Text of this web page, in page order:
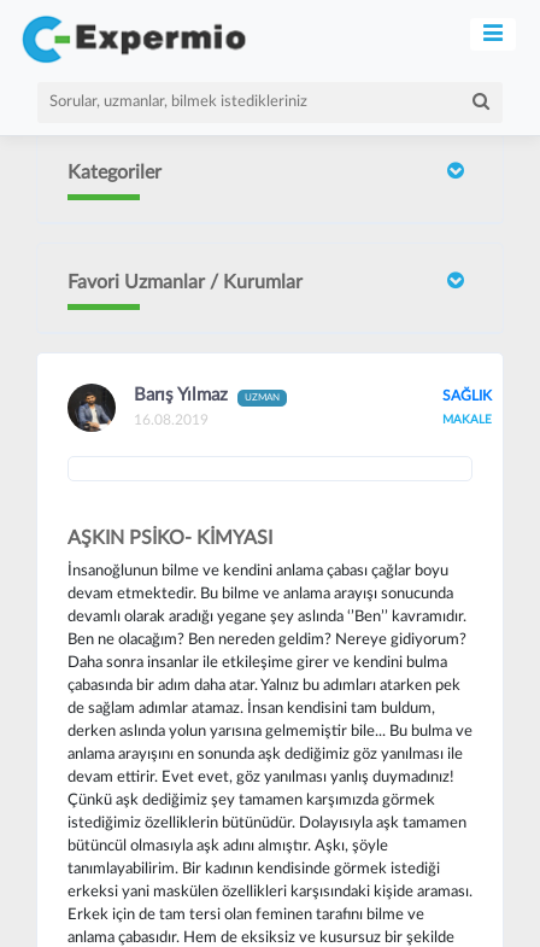
Kategoriler
Favori Uzmanlar / Kurumlar
Barış Yılmaz UZMAN
16.08.2019
SAĞLIK
MAKALE
AŞKIN PSİKO- KİMYASI
İnsanoğlunun bilme ve kendini anlama çabası çağlar boyu
devam etmektedir. Bu bilme ve anlama arayışı sonucunda
devamlı olarak aradığı yegane şey aslında ‘’Ben’’ kavramıdır.
Ben ne olacağım? Ben nereden geldim? Nereye gidiyorum?
Daha sonra insanlar ile etkileşime girer ve kendini bulma
çabasında bir adım daha atar. Yalnız bu adımları atarken pek
de sağlam adımlar atamaz. İnsan kendisini tam buldum,
derken aslında yolun yarısına gelmemiştir bile... Bu bulma ve
anlama arayışını en sonunda aşk dediğimiz göz yanılması ile
devam ettirir. Evet evet, göz yanılması yanlış duymadınız!
Çünkü aşk dediğimiz şey tamamen karşımızda görmek
istediğimiz özelliklerin bütünüdür. Dolayısıyla aşk tamamen
bütüncül olmasıyla aşk adını almıştır. Aşkı, şöyle
tanımlayabilirim. Bir kadının kendisinde görmek istediği
erkeksi yani maskülen özellikleri karşısındaki kişide araması.
Erkek için de tam tersi olan feminen tarafını bilme ve
anlama çabasıdır. Hem de eksiksiz ve kusursuz bir şekilde